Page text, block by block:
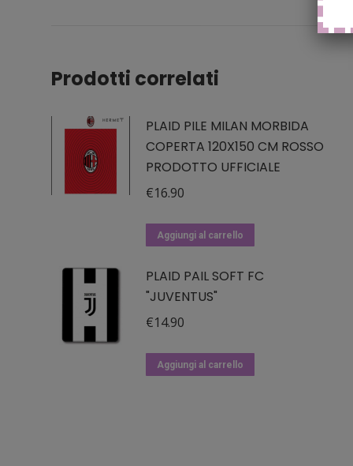
Prodotti correlati
PLAID PILE MILAN MORBIDA
COPERTA 120X150 CM ROSSO
PRODOTTO UFFICIALE
€16.90
Aggiungi al carrello
PLAID PAIL SOFT FC
"JUVENTUS"
€14.90
Aggiungi al carrello